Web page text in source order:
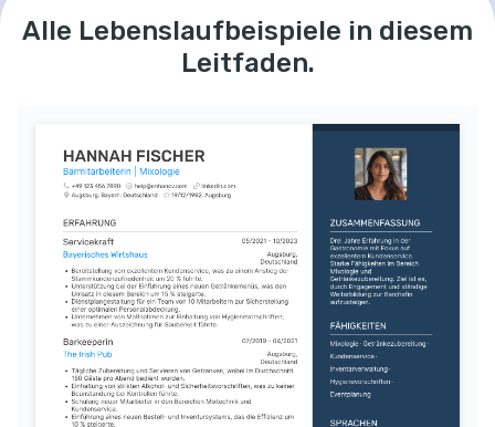
Kunst der
Cocktailzubereitung
Reisen
Erkundung neuer Kulturen und
Barkeeper-Kenntnisse zu
erweitern.
Schulung neuer Mitarbeiter
Schulte erfolgreich neue Mitarbeiter,
Cocktailkreationen und Techniken.
Abschluss des Programms bei der European
Bartender School, spezialisiert auf
betriebswirtschaftliche Aspekte des
Alle Lebenslaufbeispiele in diesem
Leitfaden.